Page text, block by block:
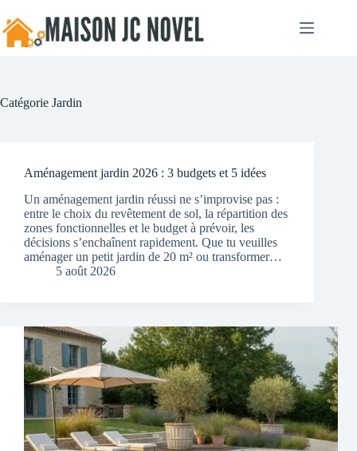
au
contenu
Catégorie Jardin
Aménagement jardin 2026 : 3 budgets et 5 idées
Un aménagement jardin réussi ne s’improvise pas :
entre le choix du revêtement de sol, la répartition des
zones fonctionnelles et le budget à prévoir, les
décisions s’enchaînent rapidement. Que tu veuilles
aménager un petit jardin de 20 m² ou transformer…
5 août 2026